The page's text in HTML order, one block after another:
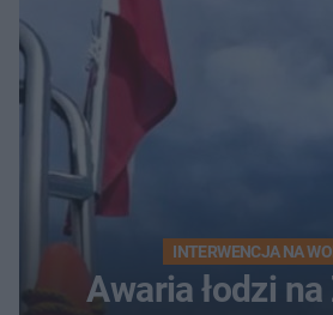
INTERWENCJA NA
Awaria łodzi